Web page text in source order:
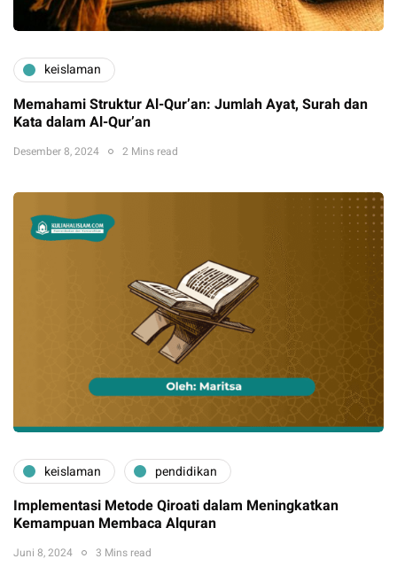
keislaman
Memahami Struktur Al-Qur’an: Jumlah Ayat, Surah dan
Kata dalam Al-Qur’an
Desember 8, 2024 2 Mins read
keislaman pendidikan
Implementasi Metode Qiroati dalam Meningkatkan
Kemampuan Membaca Alquran
Juni 8, 2024 3 Mins read